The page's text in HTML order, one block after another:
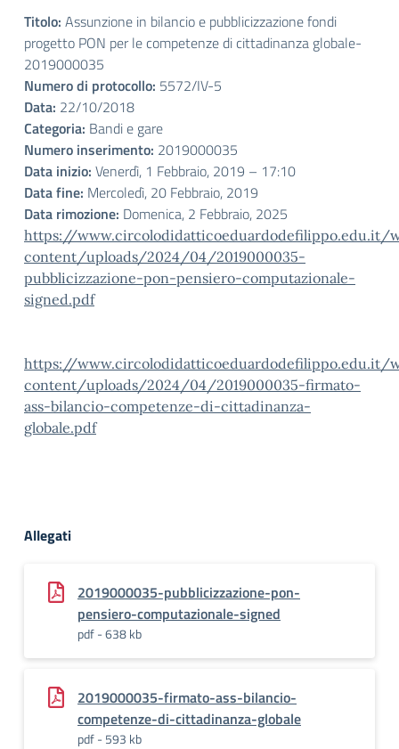
Titolo: Assunzione in bilancio e pubblicizzazione fondi
progetto PON per le competenze di cittadinanza globale-
2019000035
Numero di protocollo: 5572/IV-5
Data: 22/10/2018
Categoria: Bandi e gare
Numero inserimento: 2019000035
Data inizio: Venerdì, 1 Febbraio, 2019 – 17:10
Data fine: Mercoledì, 20 Febbraio, 2019
Data rimozione: Domenica, 2 Febbraio, 2025
https://www.circolodidatticoeduardodefilippo.edu.it/
content/uploads/2024/04/2019000035-
pubblicizzazione-pon-pensiero-computazionale-
signed.pdf
https://www.circolodidatticoeduardodefilippo.edu.it/
content/uploads/2024/04/2019000035-firmato-
ass-bilancio-competenze-di-cittadinanza-
globale.pdf
Allegati
2019000035-pubblicizzazione-pon-
pensiero-computazionale-signed
pdf - 638 kb
2019000035-firmato-ass-bilancio-
competenze-di-cittadinanza-globale
pdf - 593 kb